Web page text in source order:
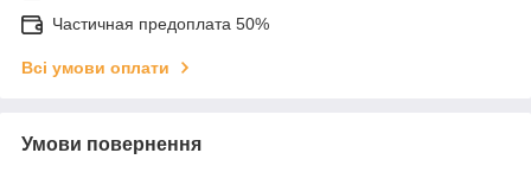
Частичная предоплата 50%
Всі умови оплати
Умови повернення